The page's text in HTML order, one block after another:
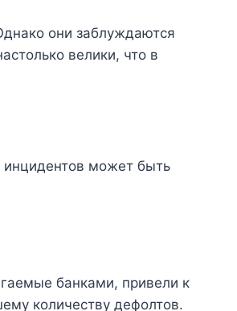
они заблуждаются
велики, что в
инцидентов может быть
банками, привели к
количеству дефолтов.